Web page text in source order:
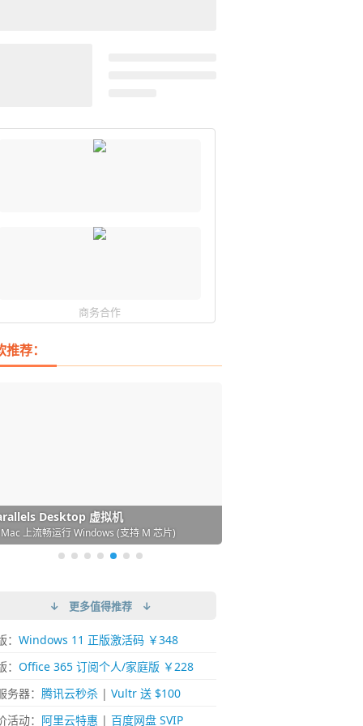
商务合作
荐：
必备的下载神器
的 Windows 平台下载工具
6 Pro 搜索神器
回不去！大幅提高 Windows 文件搜索效率
桌面图标自动整理/美化神器
必备！图标再多桌面也不再凌乱！
Desktop 虚拟机
上流畅运行 Windows (支持 M 芯片)
下载网络视频的神器 (Mac)
下视频，超简单好用！谁用谁知道
- 极简好用的 Markdown 编辑器
写作体验！跨平台支持 Win / Mac
↓ 更多值得推荐 ↓
Windows 11 正版激活码 ￥348
Office 365 订阅个人/家庭版 ￥228
务器： 腾讯云秒杀| Vultr 送 $100
活动： 阿里云特惠 | 百度网盘 SVIP